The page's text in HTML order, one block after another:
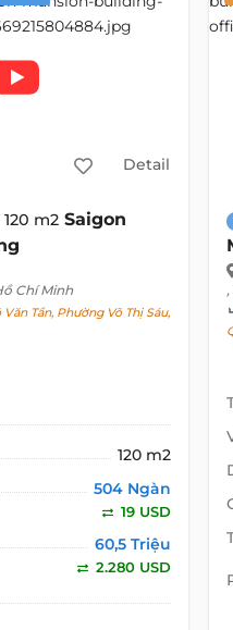
Detail
m2 Saigon
Chí Minh
Tần, Phường Võ Thị Sáu,
120 m2
504 Ngàn
19 USD
60,5 Triệu
2.280 USD